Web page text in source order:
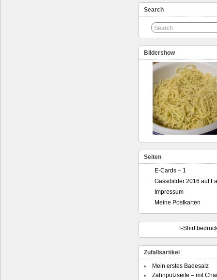
Search
Bildershow
Seiten
E-Cards – 1
Gassibilder 2016 auf
Impressum
Meine Postkarten
T-Shirt
Zufallsartikel
Mein erstes Badesalz
Zahnputzseife – mit